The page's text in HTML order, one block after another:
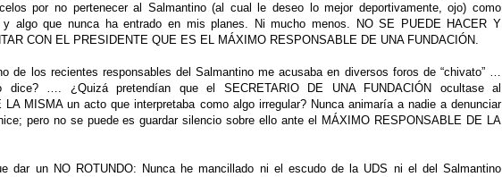
por no pertenecer al Salmantino (al cual le deseo lo mejor deportivamente, ojo) como
y algo que nunca ha entrado en mis planes. Ni mucho menos. NO SE PUEDE HACER Y
CON EL PRESIDENTE QUE ES EL MÁXIMO RESPONSABLE DE UNA FUNDACIÓN.
de los recientes responsables del Salmantino me acusaba en diversos foros de “chivato” …
dice? …. ¿Quizá pretendían que el SECRETARIO DE UNA FUNDACIÓN ocultase al
LA MISMA un acto que interpretaba como algo irregular? Nunca animaría a nadie a denunciar
pero no se puede es guardar silencio sobre ello ante el MÁXIMO RESPONSABLE DE LA
dar un NO ROTUNDO: Nunca he mancillado ni el escudo de la UDS ni el del Salmantino